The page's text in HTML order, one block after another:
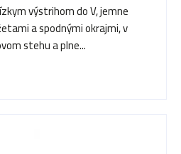
výstrihom do V, jemne
a spodnými okrajmi, v
stehu a plne...